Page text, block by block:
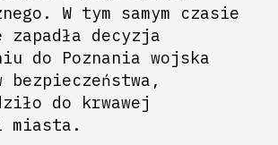
W tym samym czasie
zapadła decyzja
do Poznania wojska
bezpieczeństwa,
do krwawej
miasta.